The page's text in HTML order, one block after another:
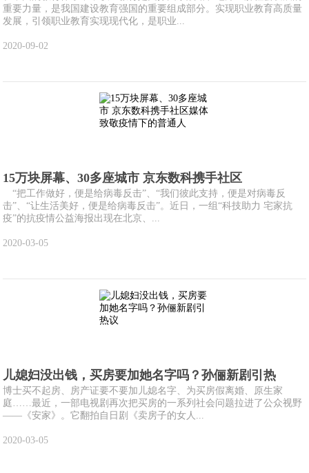
重要力量，是我国建设教育强国的重要组成部分。实现职业教育高质量
发展，引领职业教育实现现代化，是职业...
2020-09-02
15万块屏幕、30多座城市 京东数科携手社区
“把工作做好，便是给病毒反击”、“我们彼此支持，便是对病毒反
击”、“让生活美好，便是给病毒反击”。近日，一组“科技助力 宅家抗
疫”的抗疫情公益海报出现在北京、...
2020-03-05
儿媳妇没出钱，买房要加她名字吗？孙俪新剧引热
博士买不起房、房产证要不要加儿媳名字、为买房假离婚、原生家
庭……最近，一部电视剧再次把买房的一系列社会问题拉进了公众视野
——《安家》。它翻拍自日剧《卖房子的女人...
2020-03-05